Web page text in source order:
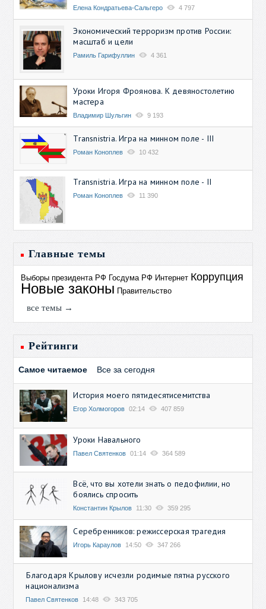
Елена Кондратьева-Сальгеро 4 797
Экономический терроризм против России:
масштаб и цели
Рамиль Гарифуллин 4 361
Уроки Игоря Фроянова. К девяностолетию
мастера
Владимир Шульгин 9 193
Transnistria. Игра на минном поле - III
Роман Коноплев 10 432
Transnistria. Игра на минном поле - II
Роман Коноплев 11 390
Главные темы
Выборы президента РФ Госдума РФ Интернет Коррупция
Новые законы Правительство
все темы →
Рейтинги
Самое читаемое Все за сегодня
История моего пятидесятисемитства
Егор Холмогоров 02:14 407 859
Уроки Навального
Павел Святенков 01:14 364 589
Всё, что вы хотели знать о педофилии, но
боялись спросить
Константин Крылов 11:30 359 295
Серебренников: режиссерская трагедия
Игорь Караулов 14:50 347 266
Благодаря Крылову исчезли родимые пятна русского
национализма
Павел Святенков 14:48 343 705